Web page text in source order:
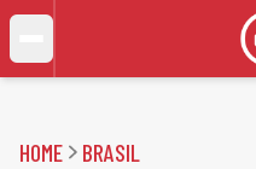
HOME BRASIL